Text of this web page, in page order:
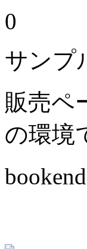
0
サンプ
販売ペ
の環境
よく